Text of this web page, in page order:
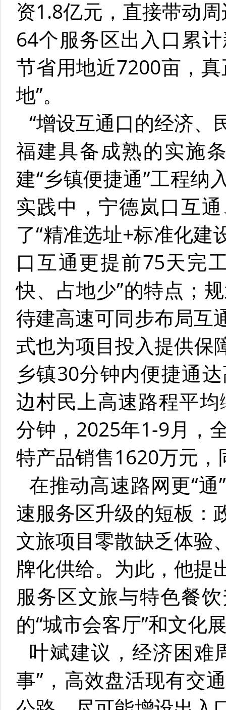
资1.8亿元，直接带动
64个服务区出入口累
节省用地近7200亩，
地”。
“增设互通口的经济、
福建具备成熟的实施
建“乡镇便捷通”工程纳
实践中，宁德岚口互
了“精准选址+标准化建
口互通更提前75天完
快、占地少”的特点；
待建高速可同步布局互
式也为项目投入提供保
乡镇30分钟内便捷通
边村民上高速路程平
分钟，2025年1-9月，
特产品销售1620万元，
在推动高速路网更“
速服务区升级的短板：
文旅项目零散缺乏体验
牌化供给。为此，他提
服务区文旅与特色餐
的“城市会客厅”和文化
叶斌建议，经济困难
事”，高效盘活现有交